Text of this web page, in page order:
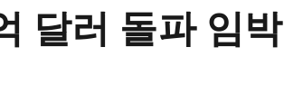
달러 돌파 임박